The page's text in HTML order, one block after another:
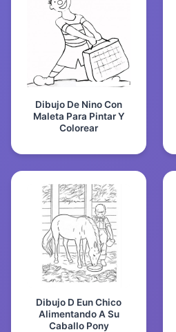
Dibujo De Nino Con
Maleta Para Pintar Y
Colorear
Dibujo D Eun Chico
Alimentando A Su
Caballo Pony